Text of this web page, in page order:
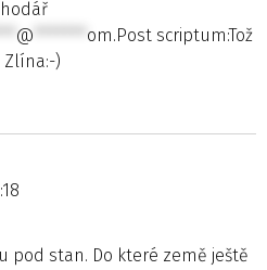
@ ******* om.Post scriptum:Tož
)
pod stan. Do které země ještě